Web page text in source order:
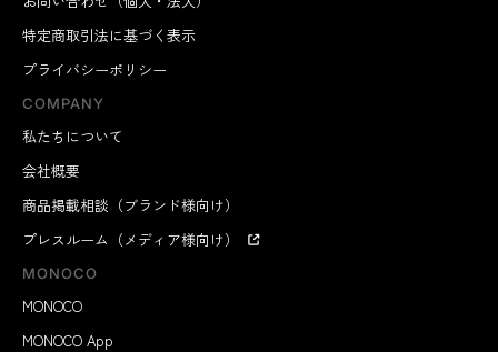
特定商取引法に基づく表示
プライバシーポリシー
COMPANY
私たちについて
会社概要
商品掲載相談（ブランド様向け）
プレスルーム（メディア様向け）
MONOCO
MONOCO
MONOCO App